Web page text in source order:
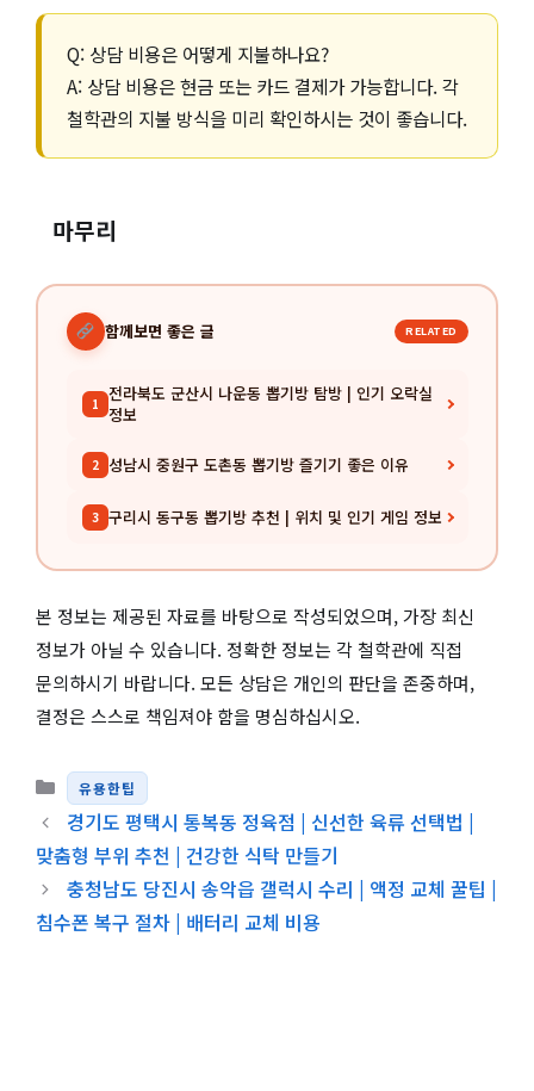
Q: 상담 비용은 어떻게 지불하나요?
A: 상담 비용은 현금 또는 카드 결제가 가능합니다. 각
철학관의 지불 방식을 미리 확인하시는 것이 좋습니다.
마무리
함께보면 좋은 글 RELATED
1 전라북도 군산시 나운동 뽑기방 탐방 | 인기 오락실
정보
2 성남시 중원구 도촌동 뽑기방 즐기기 좋은 이유
3 구리시 동구동 뽑기방 추천 | 위치 및 인기 게임 정보
본 정보는 제공된 자료를 바탕으로 작성되었으며, 가장 최신
정보가 아닐 수 있습니다. 정확한 정보는 각 철학관에 직접
문의하시기 바랍니다. 모든 상담은 개인의 판단을 존중하며,
결정은 스스로 책임져야 함을 명심하십시오.
카테고리
유용한팁
경기도 평택시 통복동 정육점 | 신선한 육류 선택법 |
맞춤형 부위 추천 | 건강한 식탁 만들기
충청남도 당진시 송악읍 갤럭시 수리 | 액정 교체 꿀팁 |
침수폰 복구 절차 | 배터리 교체 비용